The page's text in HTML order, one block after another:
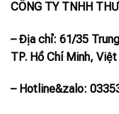
CÔNG TY TNHH
– Địa chỉ: 61/35
TP. Hồ Chí Minh, Việt
– Hotline&zalo: